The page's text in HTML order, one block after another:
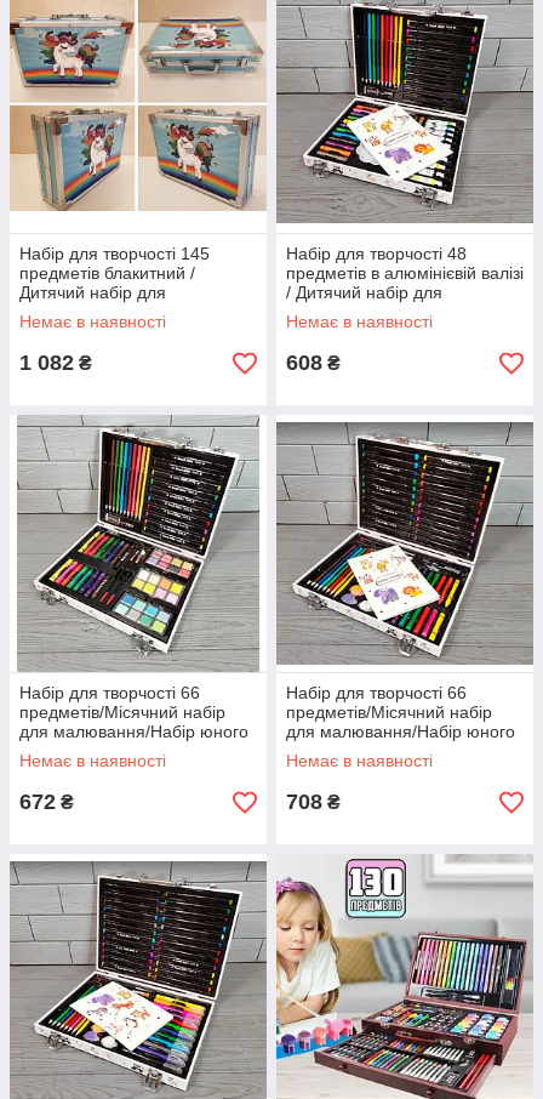
Набір для творчості 145
предметів блакитний /
Дитячий набір для
малювання /Набір юного
художника
Немає в наявності
1 082 ₴
Набір для творчості 48
предметів в алюмінієвій валізі
/ Дитячий набір для
малювання М-001
Немає в наявності
608 ₴
Набір для творчості 66
предметів/Місячний набір
для малювання/Набір юного
художника 002
Немає в наявності
672 ₴
Набір для творчості 66
предметів/Місячний набір
для малювання/Набір юного
художника 003
Немає в наявності
708 ₴